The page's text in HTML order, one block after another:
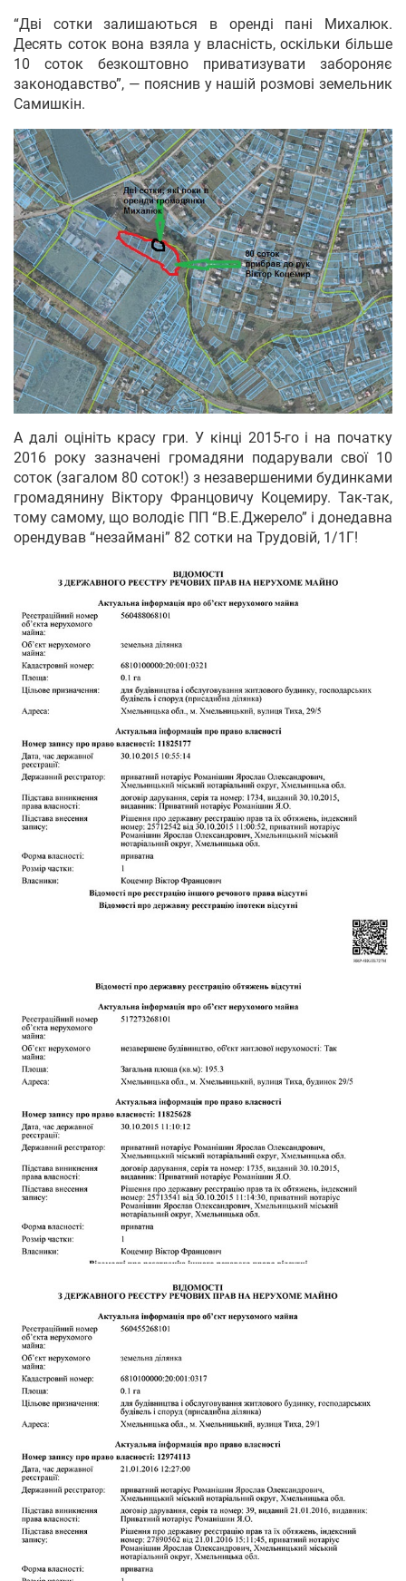
“Дві сотки залишаються в оренді пані Михалюк.
Десять соток вона взяла у власність, оскільки більше
10 соток безкоштовно приватизувати забороняє
законодавство”, — пояснив у нашій розмові земельник
Самишкін.
А далі оцініть красу гри. У кінці 2015-го і на початку
2016 року зазначені громадяни подарували свої 10
соток (загалом 80 соток!) з незавершеними будинками
громадянину Віктору Францовичу Коцемиру. Так-так,
тому самому, що володіє ПП “В.Е.Джерело” і донедавна
орендував “незаймані” 82 сотки на Трудовій, 1/1Г!